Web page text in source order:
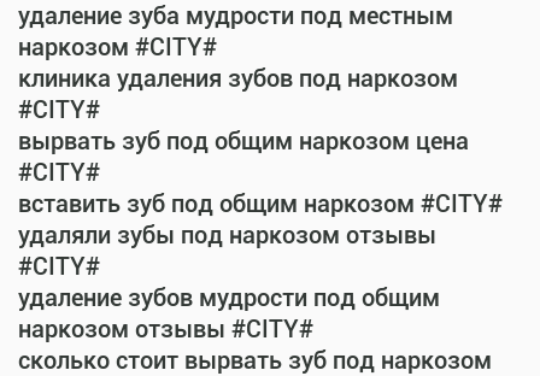
удаление зуба мудрости под местным
наркозом #CITY#
клиника удаления зубов под наркозом
#CITY#
вырвать зуб под общим наркозом цена
#CITY#
вставить зуб под общим наркозом #CITY#
удаляли зубы под наркозом отзывы
#CITY#
удаление зубов мудрости под общим
наркозом отзывы #CITY#
сколько стоит вырвать зуб под наркозом